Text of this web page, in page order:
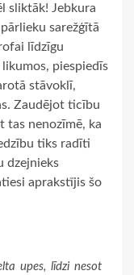
sliktāk! Jebkura
sarežģītā
līdzīgu
piespiedīs
stāvoklī,
Zaudējot ticību
tas nenozīmē, ka
tiks radīti
dzejnieks
aprakstījis šo
upes, līdzi nesot